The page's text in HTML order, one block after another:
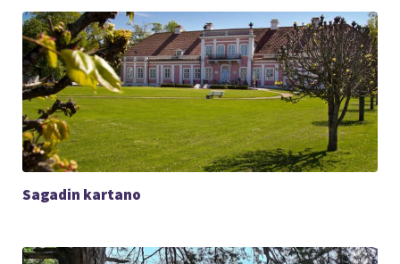
Sagadin kartano